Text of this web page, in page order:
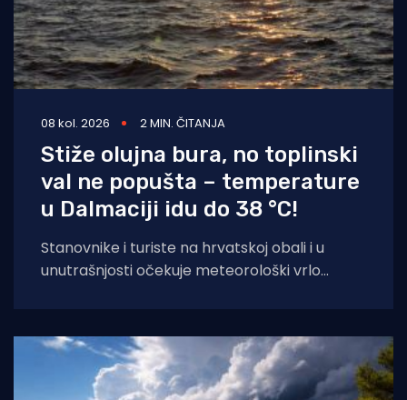
08 kol. 2026 2 MIN. ČITANJA
Stiže olujna bura, no toplinski
val ne popušta – temperature
u Dalmaciji idu do 38 °C!
Stanovnike i turiste na hrvatskoj obali i u
unutrašnjosti očekuje meteorološki vrlo